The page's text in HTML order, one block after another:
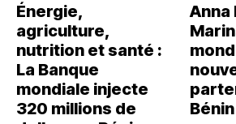
Énergie,
agriculture,
nutrition et santé :
La Banque
mondiale injecte
320 millions de
Anna
Bénin